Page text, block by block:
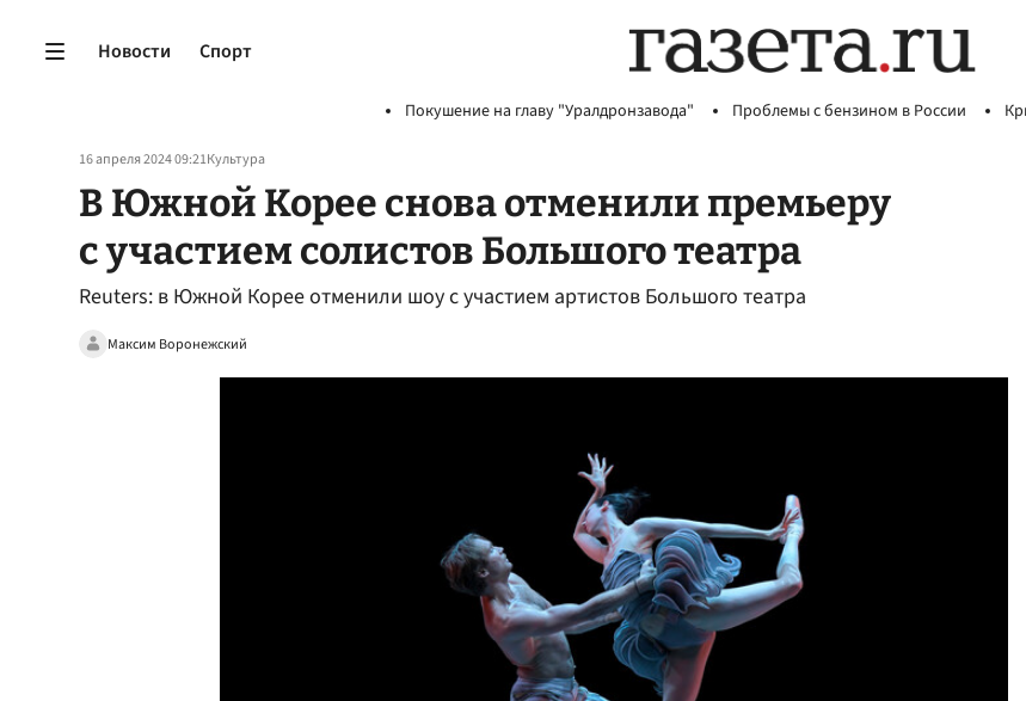
Новости Спорт
Покушение на главу "Уралдронзавода" Проблемы с бензином в России
16 апреля 2024 09:21Культура
В Южной Корее снова отменили премьеру
с участием солистов Большого театра
Reuters: в Южной Корее отменили шоу с участием артистов Большого театра
Максим Воронежский